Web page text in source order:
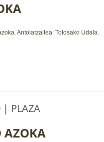
Antolatzailea: Tolosako Udala.
| PLAZA
AZOKA